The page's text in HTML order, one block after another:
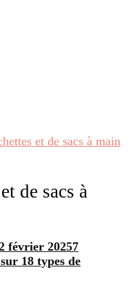
et de sacs à main
de sacs à
février 20257
sur 18 types de